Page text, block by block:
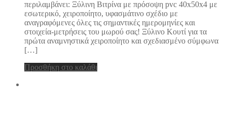
68.00 €.
περιλαμβάνει: Ξύλινη Βιτρίνα με πρόσοψη pvc 40x50x4 με
εσωτερικό, χειροποίητο, υφασμάτινο σχέδιο με
αναγραφόμενες όλες τις σημαντικές ημερομηνίες και
στοιχεία-μετρήσεις του μωρού σας! Ξύλινο Κουτί για τα
πρώτα αναμνηστικά χειροποίητο και σχεδιασμένο σύμφωνα
[…]
Προσθήκη στο καλάθι